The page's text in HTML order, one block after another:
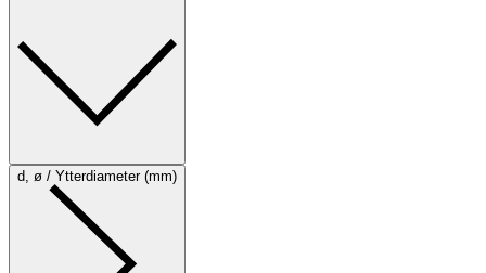
d, ø / Ytterdiameter (mm)